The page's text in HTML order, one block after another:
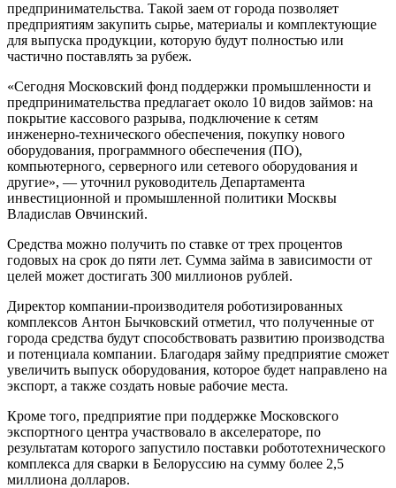
предпринимательства. Такой заем от города позволяет
предприятиям закупить сырье, материалы и комплектующие
для выпуска продукции, которую будут полностью или
частично поставлять за рубеж.
«Сегодня Московский фонд поддержки промышленности и
предпринимательства предлагает около 10 видов займов: на
покрытие кассового разрыва, подключение к сетям
инженерно-технического обеспечения, покупку нового
оборудования, программного обеспечения (ПО),
компьютерного, серверного или сетевого оборудования и
другие», — уточнил руководитель Департамента
инвестиционной и промышленной политики Москвы
Владислав Овчинский.
Средства можно получить по ставке от трех процентов
годовых на срок до пяти лет. Сумма займа в зависимости от
целей может достигать 300 миллионов рублей.
Директор компании-производителя роботизированных
комплексов Антон Бычковский отметил, что полученные от
города средства будут способствовать развитию производства
и потенциала компании. Благодаря займу предприятие сможет
увеличить выпуск оборудования, которое будет направлено на
экспорт, а также создать новые рабочие места.
Кроме того, предприятие при поддержке Московского
экспортного центра участвовало в акселераторе, по
результатам которого запустило поставки робототехнического
комплекса для сварки в Белоруссию на сумму более 2,5
миллиона долларов.